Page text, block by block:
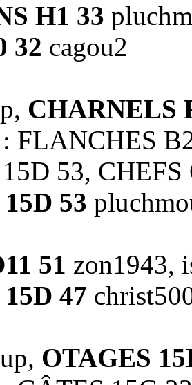
H1 33
32 cagou2
CHARNELS
: FLANCHES
53,
53
51 zon1943,
47
OTAGES